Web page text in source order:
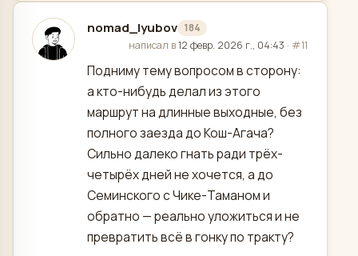
nomad_lyubov 184
отредактировано
написал в12 февр. 2026 г., 04:43 · #11
Подниму тему вопросом в сторону:
а кто-нибудь делал из этого
маршрут на длинные выходные, без
полного заезда до Кош-Агача?
Сильно далеко гнать ради трёх-
четырёх дней не хочется, а до
Семинского с Чике-Таманом и
обратно — реально уложиться и не
превратить всё в гонку по тракту?